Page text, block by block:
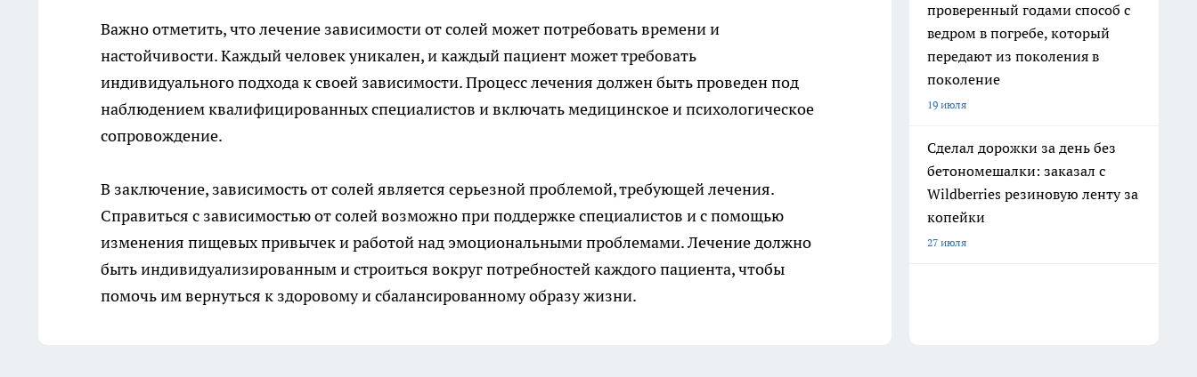
Важно отметить, что лечение зависимости от солей может потребовать времени и
настойчивости. Каждый человек уникален, и каждый пациент может требовать
индивидуального подхода к своей зависимости. Процесс лечения должен быть проведен под
наблюдением квалифицированных специалистов и включать медицинское и психологическое
сопровождение.
В заключение, зависимость от солей является серьезной проблемой, требующей лечения.
Справиться с зависимостью от солей возможно при поддержке специалистов и с помощью
изменения пищевых привычек и работой над эмоциональными проблемами. Лечение должно
быть индивидуализированным и строиться вокруг потребностей каждого пациента, чтобы
помочь им вернуться к здоровому и сбалансированному образу жизни.
проверенный годами способ с
ведром в погребе, который
передают из поколения в
поколение
19 июля
Сделал дорожки за день без
бетономешалки: заказал с
Wildberries резиновую ленту за
копейки
27 июля